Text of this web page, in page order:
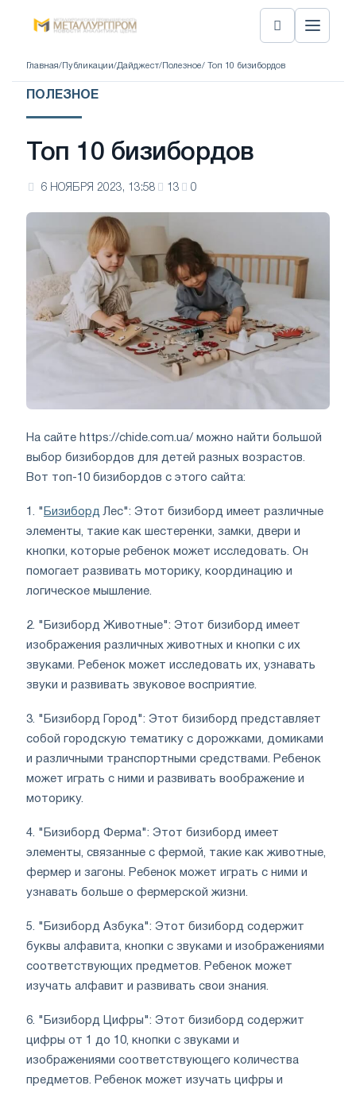
Главная/ Публикации/Дайджест/ Полезное/ Топ 10 бизибордов
ПОЛЕЗНОЕ
Топ 10 бизибордов
6 НОЯБРЯ 2023, 13:58 13 0
На сайте https://chide.com.ua/ можно найти большой
выбор бизибордов для детей разных возрастов.
Вот топ-10 бизибордов с этого сайта:
1. " Бизиборд Лес": Этот бизиборд имеет различные
элементы, такие как шестеренки, замки, двери и
кнопки, которые ребенок может исследовать. Он
помогает развивать моторику, координацию и
логическое мышление.
2. "Бизиборд Животные": Этот бизиборд имеет
изображения различных животных и кнопки с их
звуками. Ребенок может исследовать их, узнавать
звуки и развивать звуковое восприятие.
3. "Бизиборд Город": Этот бизиборд представляет
собой городскую тематику с дорожками, домиками
и различными транспортными средствами. Ребенок
может играть с ними и развивать воображение и
моторику.
4. "Бизиборд Ферма": Этот бизиборд имеет
элементы, связанные с фермой, такие как животные,
фермер и загоны. Ребенок может играть с ними и
узнавать больше о фермерской жизни.
5. "Бизиборд Азбука": Этот бизиборд содержит
буквы алфавита, кнопки с звуками и изображениями
соответствующих предметов. Ребенок может
изучать алфавит и развивать свои знания.
6. "Бизиборд Цифры": Этот бизиборд содержит
цифры от 1 до 10, кнопки с звуками и
изображениями соответствующего количества
предметов. Ребенок может изучать цифры и